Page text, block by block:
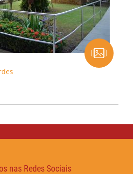
nas Redes Sociais